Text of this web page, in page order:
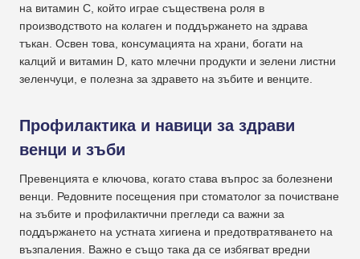
на витамин C, който играе съществена роля в
производството на колаген и поддържането на здрава
тъкан. Освен това, консумацията на храни, богати на
калций и витамин D, като млечни продукти и зелени листни
зеленчуци, е полезна за здравето на зъбите и венците.
Профилактика и навици за здрави
венци и зъби
Превенцията е ключова, когато става въпрос за болезнени
венци. Редовните посещения при стоматолог за почистване
на зъбите и профилактични прегледи са важни за
поддържането на устната хигиена и предотвратяването на
възпаления. Важно е също така да се избягват вредни